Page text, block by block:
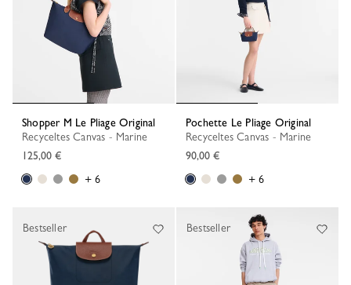
Shopper M Le Pliage Original
Recyceltes Canvas - Marine
125,00 €
+ 6
Pochette Le Pliage Original
Recyceltes Canvas - Marine
90,00 €
+ 6
Bestseller Bestseller